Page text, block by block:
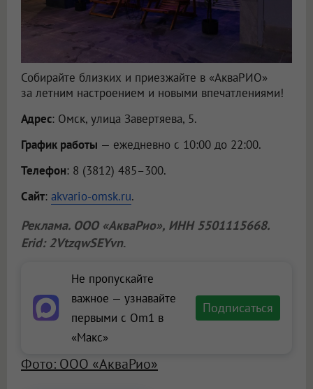
Собирайте близких и приезжайте в «АкваРИО»
за летним настроением и новыми впечатлениями!
Адрес: Омск, улица Завертяева, 5.
График работы — ежедневно с 10:00 до 22:00.
Телефон: 8 (3812) 485–300.
Сайт: akvario-omsk.ru.
Реклама. ООО «АкваРио», ИНН 5501115668.
Erid: 2VtzqwSEYvn.
Не пропускайте
важное — узнавайте
первыми с Om1 в
«Макс»
Подписаться
Фото: ООО «АкваРио»